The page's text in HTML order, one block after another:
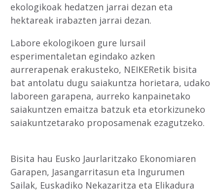
ekologikoak hedatzen jarrai dezan eta
hektareak irabazten jarrai dezan.
Labore ekologikoen gure lursail
esperimentaletan egindako azken
aurrerapenak erakusteko, NEIKERetik bisita
bat antolatu dugu saiakuntza horietara, udako
laboreen garapena, aurreko kanpainetako
saiakuntzen emaitza batzuk eta etorkizuneko
saiakuntzetarako proposamenak ezagutzeko.
Bisita hau Eusko Jaurlaritzako Ekonomiaren
Garapen, Jasangarritasun eta Ingurumen
Sailak, Euskadiko Nekazaritza eta Elikadura